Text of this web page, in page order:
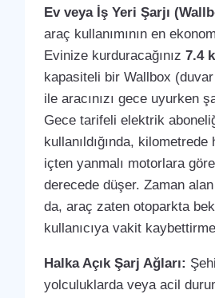
Ev veya İş Yeri Şarjı
araç kullanımının en
Evinize kurduracağınız 7.4
kapasiteli bir Wallbox
ile aracınızı gece uyurken
Gece tarifeli elektrik
kullanıldığında,
içten yanmalı motorlara
derecede düşer. Zaman
da, araç zaten otoparkta
kullanıcıya vakit
Halka Açık Şarj Ağları:
yolculuklarda veya acil